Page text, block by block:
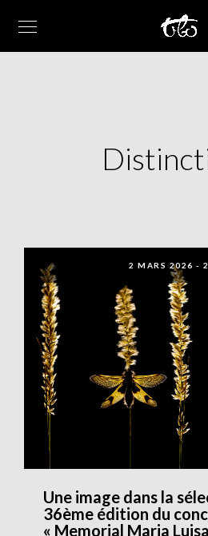
2 MARS 2026 -
Une image dans la
36ème édition du
« Memorial Maria